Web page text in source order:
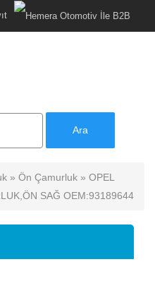
Ara
» Ön Çamurluk » OPEL
SAĞ OEM:93189644